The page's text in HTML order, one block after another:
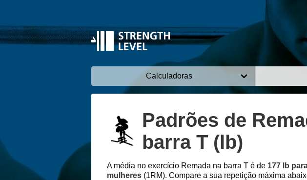
Calculadoras
Padrões de
barra T (lb)
A média no exercício Remada na barra T é de 177 lb
mulheres (1RM). Compare a sua repetição máxima